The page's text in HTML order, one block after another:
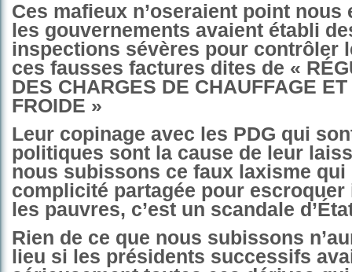
Ces mafieux n’oseraient point nous
les gouvernements avaient établi
inspections sévères pour contrôler
ces fausses factures dites de «
DES CHARGES DE CHAUFFAGE ET
FROIDE »
Leur copinage avec les PDG qui
politiques sont la cause de leur
nous subissons ce faux laxisme qui
complicité partagée pour escroquer
les pauvres, c’est un scandale
Rien de ce que nous subissons
lieu si les présidents successifs